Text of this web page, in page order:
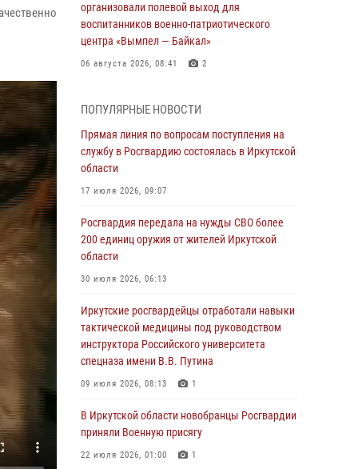
организовали полевой выход для
воспитанников военно-патриотического
центра «Вымпел — Байкал»
06 августа 2026, 08:41 2
Росгвардии по Иркутской области по самбо
05 августа 2026, 07:44 4
Военнослужащий Росгвардии из Иркутска
а не казаться»
04 августа 2026, 07:14 3
03 августа 2026, 04:55
Росгвардия обеспечила безопасность
мероприятий, посвященных Дню Воздушно-
десантных войск в Иркутской области
Росгвардейцы из Братска присоединились к
донорской акции «От сердца к сердцу»
ПОПУЛЯРНЫЕ НОВОСТИ
Прямая линия по вопросам поступления на
службу в Росгвардию состоялась в Иркутской
области
17 июля 2026, 09:07
Росгвардия передала на нужды СВО более
200 единиц оружия от жителей Иркутской
области
30 июля 2026, 06:13
Иркутские росгвардейцы отработали навыки
тактической медицины под руководством
инструктора Российского университета
спецназа имени В.В. Путина
09 июля 2026, 08:13 1
В Иркутской области новобранцы Росгвардии
приняли Военную присягу
22 июля 2026, 01:00 1